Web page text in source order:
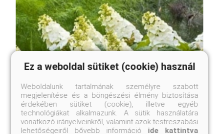
Ez a weboldal sütiket (cookie) használ
Weboldalunk tartalmának személyre szabott
megjelenítése és a böngészési élmény biztosítása
érdekében sütiket (cookie), illetve egyéb
technológiákat alkalmazunk. A sütik használatára
vonatkozó irányelveinkről, valamint azok testreszabási
lehetőségeiről bővebb információ ide kattintva